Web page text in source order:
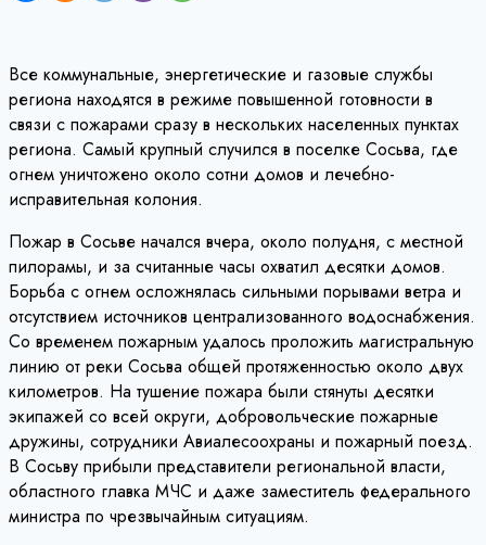
Все коммунальные, энергетические и газовые службы
региона находятся в режиме повышенной готовности в
связи с пожарами сразу в нескольких населенных пунктах
региона. Самый крупный случился в поселке Сосьва, где
огнем уничтожено около сотни домов и лечебно-
исправительная колония.
Пожар в Сосьве начался вчера, около полудня, с местной
пилорамы, и за считанные часы охватил десятки домов.
Борьба с огнем осложнялась сильными порывами ветра и
отсутствием источников централизованного водоснабжения.
Со временем пожарным удалось проложить магистральную
линию от реки Сосьва общей протяженностью около двух
километров. На тушение пожара были стянуты десятки
экипажей со всей округи, добровольческие пожарные
дружины, сотрудники Авиалесоохраны и пожарный поезд.
В Сосьву прибыли представители региональной власти,
областного главка МЧС и даже заместитель федерального
министра по чрезвычайным ситуациям.